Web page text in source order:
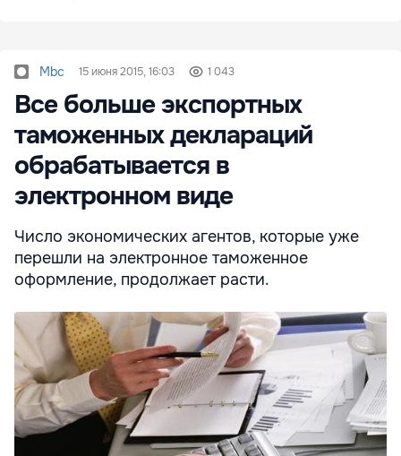
Mbc 15 июня 2015, 16:03 1 043
Все больше экспортных
таможенных деклараций
обрабатывается в
электронном виде
Число экономических агентов, которые уже
перешли на электронное таможенное
оформление, продолжает расти.